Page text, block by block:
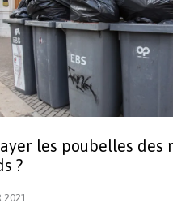
les poubelles des
?
2021